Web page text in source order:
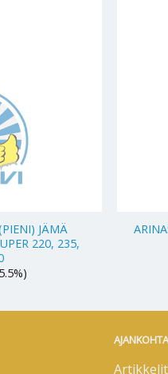
JÄMÄ
220, 235,
Artikkelit